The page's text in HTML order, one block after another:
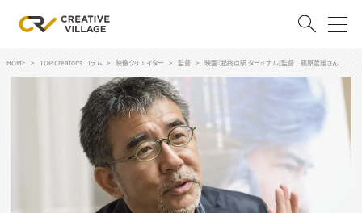
ログイン
クリエイター求人を探す
HOME TOP Creator's コラム 映像クリエイター 監督 映画『起終点駅 ターミナル』監督 篠原哲雄さん